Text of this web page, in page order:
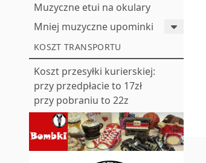
Muzyczne etui na okulary
Mniej muzyczne upominki
KOSZT TRANSPORTU
Koszt przesyłki kurierskiej:
przy przedpłacie to 17zł
przy pobraniu to 22z